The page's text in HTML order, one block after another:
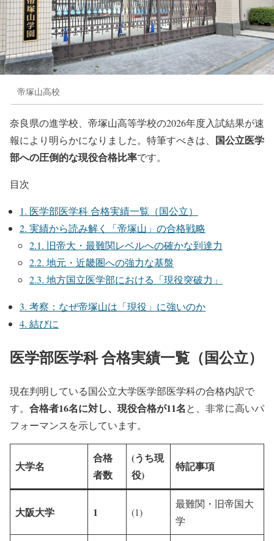
帝塚山高校
奈良県の進学校、帝塚山高等学校の2026年度入試結果が速
報により明らかになりました。特筆すべきは、 国公立医学
部への圧倒的な現役合格比率です。
目次
1. 医学部医学科 合格実績一覧（国公立）
2. 実績から読み解く「帝塚山」の合格戦略
2.1. 旧帝大・最難関レベルへの確かな到達力
2.2. 地元・近畿圏への強力な基盤
2.3. 地方国立医学部における「現役突破力」
3. 考察：なぜ帝塚山は「現役」に強いのか
4. 結びに
医学部医学科 合格実績一覧（国公立）
現在判明している国公立大学医学部医学科の合格内訳で
す。 合格者16名に対し、現役合格が11名と、非常に高いパ
フォーマンスを示しています。
大学名
合格
者数
(うち現
役)
特記事項
大阪大学 1 (1)
最難関・旧帝国大
学